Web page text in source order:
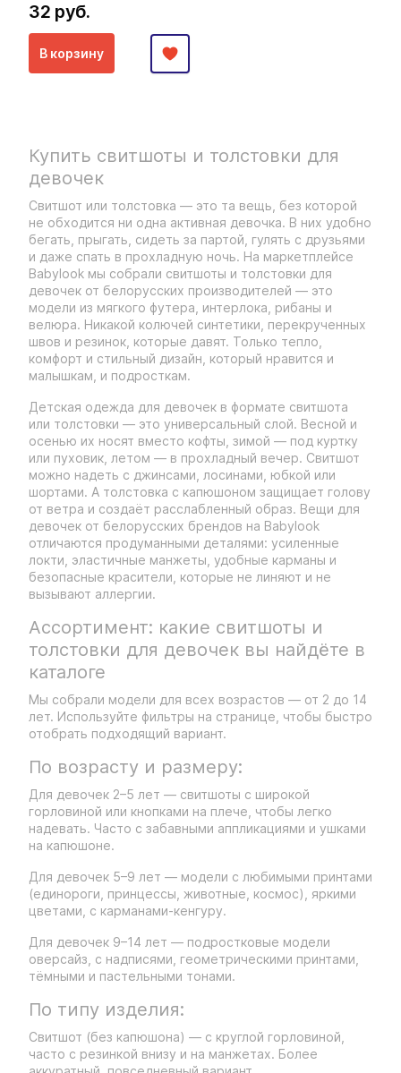
32 руб.
В корзину
Купить свитшоты и толстовки для
девочек
Свитшот или толстовка — это та вещь, без которой
не обходится ни одна активная девочка. В них удобно
бегать, прыгать, сидеть за партой, гулять с друзьями
и даже спать в прохладную ночь. На маркетплейсе
Babylook мы собрали свитшоты и толстовки для
девочек от белорусских производителей — это
модели из мягкого футера, интерлока, рибаны и
велюра. Никакой колючей синтетики, перекрученных
швов и резинок, которые давят. Только тепло,
комфорт и стильный дизайн, который нравится и
малышкам, и подросткам.
Детская одежда для девочек в формате свитшота
или толстовки — это универсальный слой. Весной и
осенью их носят вместо кофты, зимой — под куртку
или пуховик, летом — в прохладный вечер. Свитшот
можно надеть с джинсами, лосинами, юбкой или
шортами. А толстовка с капюшоном защищает голову
от ветра и создаёт расслабленный образ. Вещи для
девочек от белорусских брендов на Babylook
отличаются продуманными деталями: усиленные
локти, эластичные манжеты, удобные карманы и
безопасные красители, которые не линяют и не
вызывают аллергии.
Ассортимент: какие свитшоты и
толстовки для девочек вы найдёте в
каталоге
Мы собрали модели для всех возрастов — от 2 до 14
лет. Используйте фильтры на странице, чтобы быстро
отобрать подходящий вариант.
По возрасту и размеру:
Для девочек 2–5 лет — свитшоты с широкой
горловиной или кнопками на плече, чтобы легко
надевать. Часто с забавными аппликациями и ушками
на капюшоне.
Для девочек 5–9 лет — модели с любимыми принтами
(единороги, принцессы, животные, космос), яркими
цветами, с карманами-кенгуру.
Для девочек 9–14 лет — подростковые модели
оверсайз, с надписями, геометрическими принтами,
тёмными и пастельными тонами.
По типу изделия:
Свитшот (без капюшона) — с круглой горловиной,
часто с резинкой внизу и на манжетах. Более